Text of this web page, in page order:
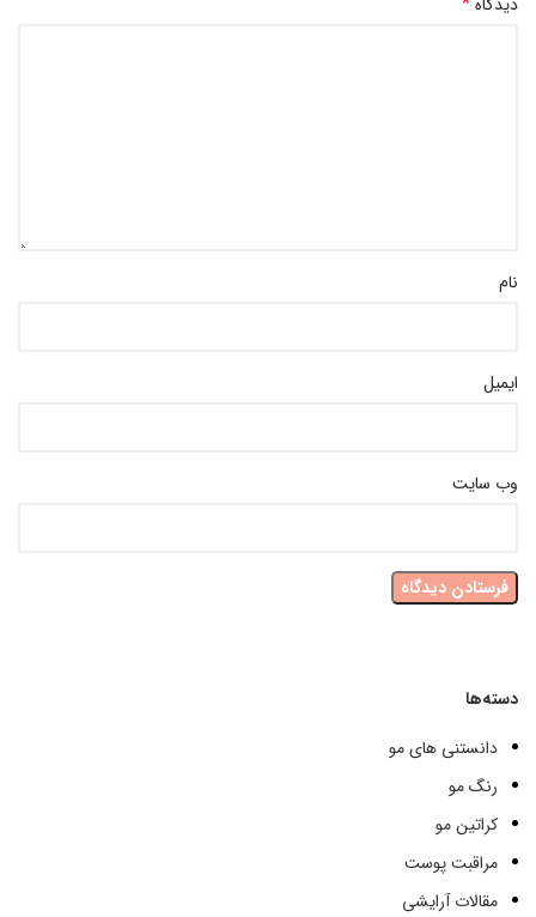
نام
ایمیل
وب‌ سایت
دسته‌ها
دانستنی های مو
رنگ مو
کراتین مو
مراقبت پوست
مقالات آرایشی